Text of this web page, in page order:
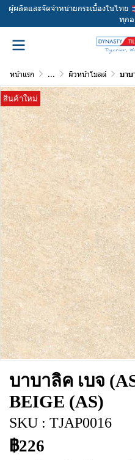
ผู้ผลิตและจัดจำหน่ายกระเบื้องในไทย
ทุกอ
หน้าแรก ... ผิวหน้าโมลด์ บาบ
สินค้าใหม่
บาบาลิค เบจ
BEIGE (AS)
SKU : TJAP0016
฿226